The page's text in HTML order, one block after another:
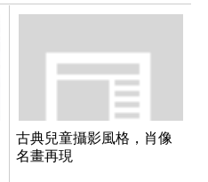
古典兒童攝影風格，肖像
名畫再現